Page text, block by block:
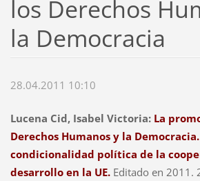
los Derechos
la Democracia
28.04.2011 10:10
Lucena Cid, Isabel Victoria: La
Derechos Humanos y la
condicionalidad política de la
desarrollo en la UE. Editado en 2011.